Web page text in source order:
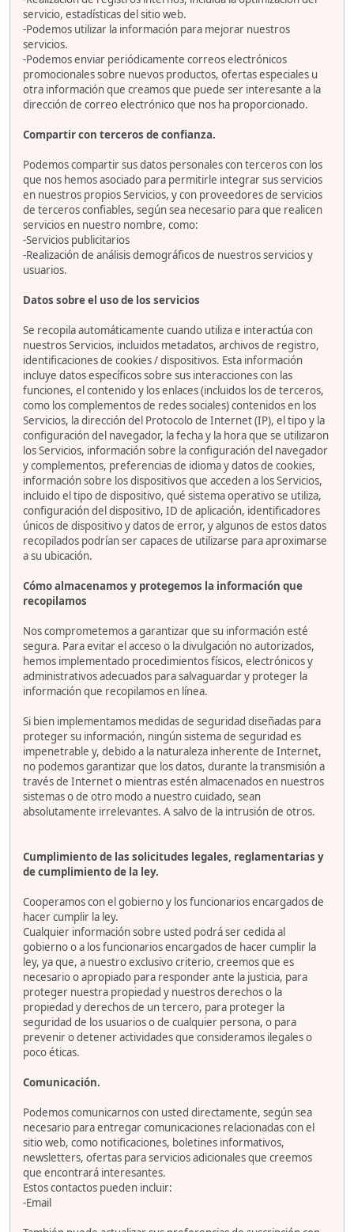
servicio, estadísticas del sitio web.
-Podemos utilizar la información para mejorar nuestros
servicios.
-Podemos enviar periódicamente correos electrónicos
promocionales sobre nuevos productos, ofertas especiales u
otra información que creamos que puede ser interesante a la
dirección de correo electrónico que nos ha proporcionado.
Compartir con terceros de confianza.
Podemos compartir sus datos personales con terceros con los
que nos hemos asociado para permitirle integrar sus servicios
en nuestros propios Servicios, y con proveedores de servicios
de terceros confiables, según sea necesario para que realicen
servicios en nuestro nombre, como:
-Servicios publicitarios
-Realización de análisis demográficos de nuestros servicios y
usuarios.
Datos sobre el uso de los servicios
Se recopila automáticamente cuando utiliza e interactúa con
nuestros Servicios, incluidos metadatos, archivos de registro,
identificaciones de cookies / dispositivos. Esta información
incluye datos específicos sobre sus interacciones con las
funciones, el contenido y los enlaces (incluidos los de terceros,
como los complementos de redes sociales) contenidos en los
Servicios, la dirección del Protocolo de Internet (IP), el tipo y la
configuración del navegador, la fecha y la hora que se utilizaron
los Servicios, información sobre la configuración del navegador
y complementos, preferencias de idioma y datos de cookies,
información sobre los dispositivos que acceden a los Servicios,
incluido el tipo de dispositivo, qué sistema operativo se utiliza,
configuración del dispositivo, ID de aplicación, identificadores
únicos de dispositivo y datos de error, y algunos de estos datos
recopilados podrían ser capaces de utilizarse para aproximarse
a su ubicación.
Cómo almacenamos y protegemos la información que
recopilamos
Nos comprometemos a garantizar que su información esté
segura. Para evitar el acceso o la divulgación no autorizados,
hemos implementado procedimientos físicos, electrónicos y
administrativos adecuados para salvaguardar y proteger la
información que recopilamos en línea.
Si bien implementamos medidas de seguridad diseñadas para
proteger su información, ningún sistema de seguridad es
impenetrable y, debido a la naturaleza inherente de Internet,
no podemos garantizar que los datos, durante la transmisión a
través de Internet o mientras estén almacenados en nuestros
sistemas o de otro modo a nuestro cuidado, sean
absolutamente irrelevantes. A salvo de la intrusión de otros.
Cumplimiento de las solicitudes legales, reglamentarias y
de cumplimiento de la ley.
Cooperamos con el gobierno y los funcionarios encargados de
hacer cumplir la ley.
Cualquier información sobre usted podrá ser cedida al
gobierno o a los funcionarios encargados de hacer cumplir la
ley, ya que, a nuestro exclusivo criterio, creemos que es
necesario o apropiado para responder ante la justicia, para
proteger nuestra propiedad y nuestros derechos o la
propiedad y derechos de un tercero, para proteger la
seguridad de los usuarios o de cualquier persona, o para
prevenir o detener actividades que consideramos ilegales o
poco éticas.
Comunicación.
Podemos comunicarnos con usted directamente, según sea
necesario para entregar comunicaciones relacionadas con el
sitio web, como notificaciones, boletines informativos,
newsletters, ofertas para servicios adicionales que creemos
que encontrará interesantes.
Estos contactos pueden incluir:
-Email